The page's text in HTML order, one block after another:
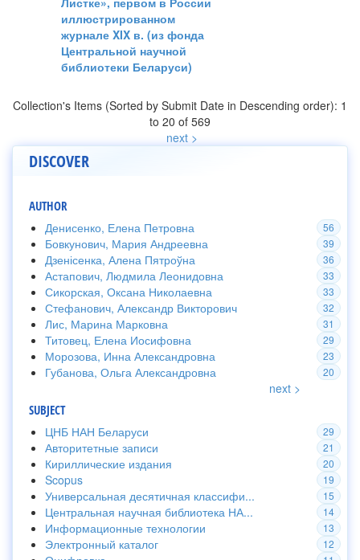
иллюстрированном
журнале XIX в. (из фонда
Центральной научной
библиотеки Беларуси)
Collection's Items (Sorted by Submit Date in Descending order): 1
to 20 of 569
next >
DISCOVER
AUTHOR
56
Денисенко, Елена Петровна
39
Бовкунович, Мария Андреевна
36
Дзенісенка, Алена Пятроўна
33
Астапович, Людмила Леонидовна
33
Сикорская, Оксана Николаевна
32
Стефанович, Александр Викторович
31
Лис, Марина Марковна
29
Титовец, Елена Иосифовна
23
Морозова, Инна Александровна
20
Губанова, Ольга Александровна
next >
SUBJECT
29
ЦНБ НАН Беларуси
21
Авторитетные записи
20
Кириллические издания
19
Scopus
15
Универсальная десятичная классифи...
14
Центральная научная библиотека НА...
13
Информационные технологии
12
Электронный каталог